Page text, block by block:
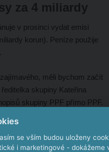
za 4 miliardy
v prosinci vydat emisi
korun). Peníze použije
měli bychom začít
skupiny Kateřina
skupiny PPF přímo PPF.
Například Cetin či Home Credit
(36 miliard korun).
se vším budou uloženy
i marketingové - dokážeme